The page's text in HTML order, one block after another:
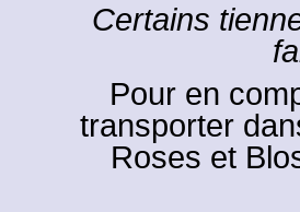
Certains
Pour en
transporter
Roses et